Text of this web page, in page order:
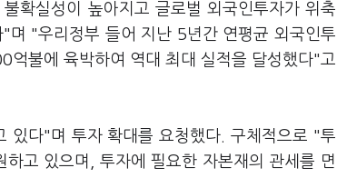
확실성이 높아지고 글로벌 외국인투자가 위축
며 "우리정부 들어 지난 5년간 연평균 외국인투
불에 육박하여 역대 최대 실적을 달성했다"고
있다"며 투자 확대를 요청했다. 구체적으로 "투
고 있으며, 투자에 필요한 자본재의 관세를 면